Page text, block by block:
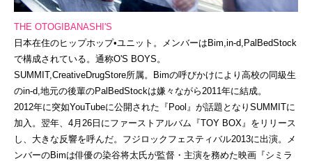
THE OTOGIBANASHI'S
日本在住のヒップホップ•ユニット。メンバーはBim,in-d,PalBedStock
で構成されている。通称O'S BOYS。
SUMMIT,CreativeDrugStore所属。Bimの呼びかけにより高校の同級生
のin-d,地元の後輩のPalBedStockは嫌々ながら2011年に結成。
2012年に突如YouTubeに公開された『Pool』が話題となりSUMMITに
加入。翌年、4月26日にファーストアルバム『TOY BOX』をリリース
し、大きな反響を呼んだ。フジロックフェスティバル2013に出演。メ
ンバーのBimは俳優の染谷将太氏が監督・主演を務めた映画『シミラ